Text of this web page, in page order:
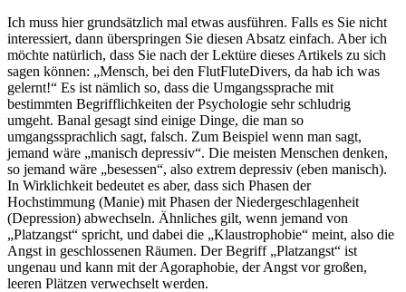
Ich muss hier grundsätzlich mal etwas ausführen. Falls es Sie nicht
interessiert, dann überspringen Sie diesen Absatz einfach. Aber ich
möchte natürlich, dass Sie nach der Lektüre dieses Artikels zu sich
sagen können: „Mensch, bei den FlutFluteDivers, da hab ich was
gelernt!“ Es ist nämlich so, dass die Umgangssprache mit
bestimmten Begrifflichkeiten der Psychologie sehr schludrig
umgeht. Banal gesagt sind einige Dinge, die man so
umgangssprachlich sagt, falsch. Zum Beispiel wenn man sagt,
jemand wäre „manisch depressiv“. Die meisten Menschen denken,
so jemand wäre „besessen“, also extrem depressiv (eben manisch).
In Wirklichkeit bedeutet es aber, dass sich Phasen der
Hochstimmung (Manie) mit Phasen der Niedergeschlagenheit
(Depression) abwechseln. Ähnliches gilt, wenn jemand von
„Platzangst“ spricht, und dabei die „Klaustrophobie“ meint, also die
Angst in geschlossenen Räumen. Der Begriff „Platzangst“ ist
ungenau und kann mit der Agoraphobie, der Angst vor großen,
leeren Plätzen verwechselt werden.